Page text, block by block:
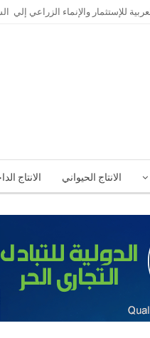
الانتاج الحيواني الانتاج